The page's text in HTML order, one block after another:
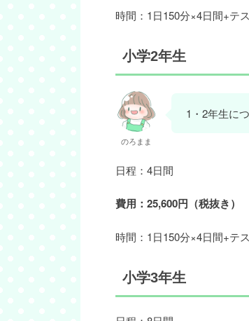
時間：1日150分×4日間+テ
小学2年生
のろまま
1・2年生に
日程：4日間
費用：25,600円（税抜き）
時間：1日150分×4日間+テ
小学3年生